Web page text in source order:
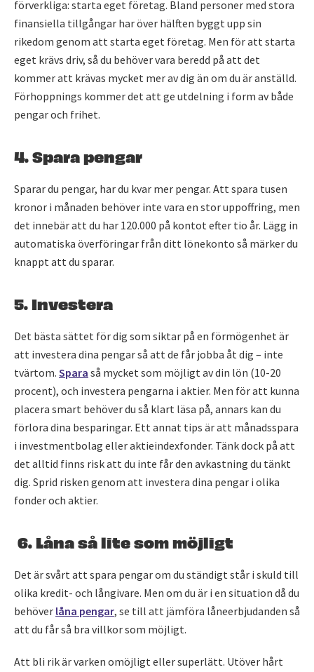
förverkliga: starta eget företag. Bland personer med stora
finansiella tillgångar har över hälften byggt upp sin
rikedom genom att starta eget företag. Men för att starta
eget krävs driv, så du behöver vara beredd på att det
kommer att krävas mycket mer av dig än om du är anställd.
Förhoppnings kommer det att ge utdelning i form av både
pengar och frihet.
4. Spara pengar
Sparar du pengar, har du kvar mer pengar. Att spara tusen
kronor i månaden behöver inte vara en stor uppoffring, men
det innebär att du har 120.000 på kontot efter tio år. Lägg in
automatiska överföringar från ditt lönekonto så märker du
knappt att du sparar.
5. Investera
Det bästa sättet för dig som siktar på en förmögenhet är
att investera dina pengar så att de får jobba åt dig – inte
tvärtom. Spara så mycket som möjligt av din lön (10-20
procent), och investera pengarna i aktier. Men för att kunna
placera smart behöver du så klart läsa på, annars kan du
förlora dina besparingar. Ett annat tips är att månadsspara
i investmentbolag eller aktieindexfonder. Tänk dock på att
det alltid finns risk att du inte får den avkastning du tänkt
dig. Sprid risken genom att investera dina pengar i olika
fonder och aktier.
6. Låna så lite som möjligt
Det är svårt att spara pengar om du ständigt står i skuld till
olika kredit- och långivare. Men om du är i en situation då du
behöver låna pengar, se till att jämföra låneerbjudanden så
att du får så bra villkor som möjligt.
Att bli rik är varken omöjligt eller superlätt. Utöver hårt